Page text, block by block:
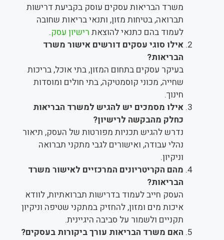
משרד הבריאות עסקים עוסק בקביעת דרישות
תברואה, בטיחות מזון, ותנאי בריאות שחובה
לעמוד בהם כתנאי להוצאת רישיון עסק.
אילו סוגי עסקים דורשים אישור משרד
הבריאות?
בעיקר עסקים בתחום המזון, בתי אוכל, בריכות
שחייה, מכוני קוסמטיקה, בתי חולים ומוסדות
חינוך.
אילו מסמכים יש להגיש למשרד הבריאות
כחלק מהבקשה לרישיון?
נדרש להגיש תכניות מפורטות של העסק, תיאור
נהלי עבודה, ואישורים לגבי מתקני תברואה
וניקיון.
מהם הקריטריונים המרכזיים לאישור משרד
הבריאות?
העסק חייב לעמוד בדרישות תברואתיות, לוודא
איכות מים ומזון, להחזיק במתקני שטיפה וניקיון
תקניים ולשמור על סביבה היגיינית.
האם משרד הבריאות עורך ביקורות בעסקים?